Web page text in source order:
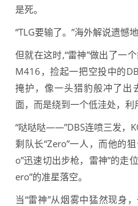
是死。
“TLG要输了。”海外解说遗憾地
但就在这时,“雷神”做出了一
M416，捡起一把空投中的
掩护，像一头猎豹般冲了出
面，而是绕到一个低洼处，利
“哒哒哒——”DBS连喷三发，
剩队长“Zero”一人，而他的
o”迅速切出步枪，雷神”的走
ero”的准星落空。
当“雷神”从烟雾中猛然现身